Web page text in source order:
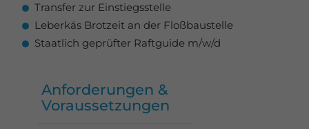
Transfer zur Einstiegsstelle
Leberkäs Brotzeit an der Floßbaustelle
Staatlich geprüfter Raftguide m/w/d
Anforderungen &
Voraussetzungen